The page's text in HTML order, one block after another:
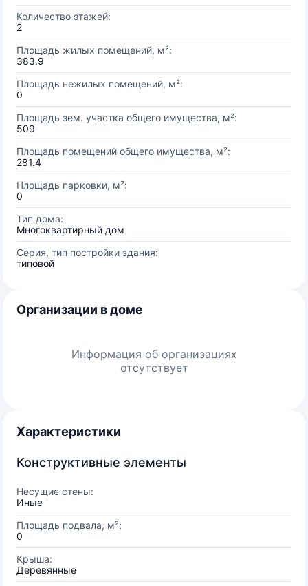
Количество этажей:
2
Площадь жилых помещений, м²:
383.9
Площадь нежилых помещений, м²:
0
Площадь зем. участка общего имущества, м²:
509
Площадь помещений общего имущества, м²:
281.4
Площадь парковки, м²:
0
Тип дома:
Многоквартирный дом
Серия, тип постройки здания:
типовой
Организации в доме
Информация об организациях
отсутствует
Характеристики
Конструктивные элементы
Несущие стены:
Иные
Площадь подвала, м²:
0
Крыша:
Деревянные